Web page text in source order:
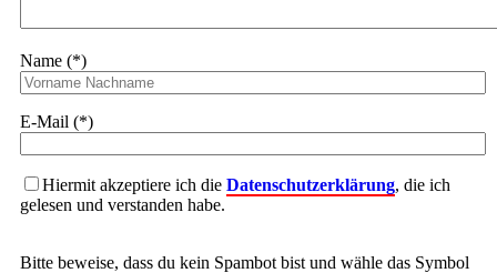
Name (*)
E-Mail (*)
Hiermit akzeptiere ich die Datenschutzerklärung, die ich
gelesen und verstanden habe.
Bitte beweise, dass du kein Spambot bist und wähle das Symbol